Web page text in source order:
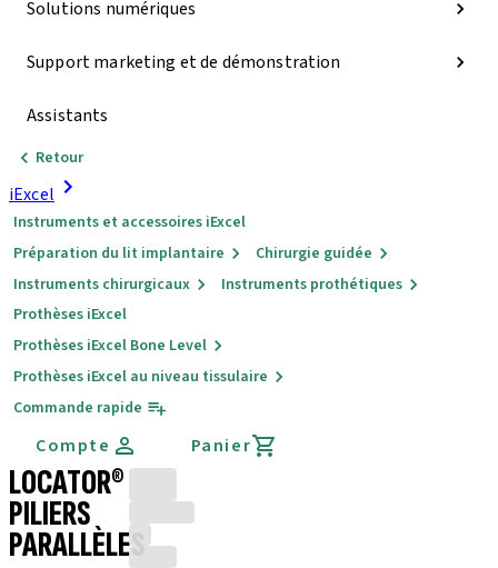
Solutions numériques
Support marketing et de démonstration
Assistants
Retour
iExcel
Instruments et accessoires iExcel
Préparation du lit implantaire
Chirurgie guidée
Instruments chirurgicaux
Instruments prothétiques
Prothèses iExcel
Prothèses iExcel Bone Level
Prothèses iExcel au niveau tissulaire
Commande rapide
Compte Panier
LOCATOR®
PILIERS
PARALLÈLES